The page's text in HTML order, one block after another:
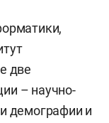
две
– научно-
демографии и